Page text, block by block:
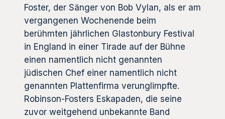
Foster, der Sänger von Bob Vylan, als er am
vergangenen Wochenende beim
berühmten jährlichen Glastonbury Festival
in England in einer Tirade auf der Bühne
einen namentlich nicht genannten
jüdischen Chef einer namentlich nicht
genannten Plattenfirma verunglimpfte.
Robinson-Fosters Eskapaden, die seine
zuvor weitgehend unbekannte Band